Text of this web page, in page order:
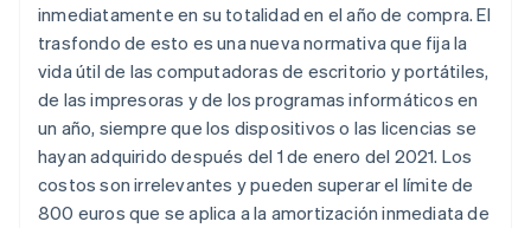
inmediatamente en su totalidad en el año de compra. El
trasfondo de esto es una nueva normativa que fija la
vida útil de las computadoras de escritorio y portátiles,
de las impresoras y de los programas informáticos en
un año, siempre que los dispositivos o las licencias se
hayan adquirido después del 1 de enero del 2021. Los
costos son irrelevantes y pueden superar el límite de
800 euros que se aplica a la amortización inmediata de